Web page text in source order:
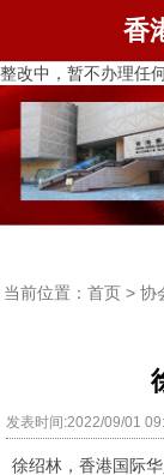
香
整改中，暂不办理任
当前位置： 首页> 协
发表时间:2022/09/01
徐绍林，香港国际